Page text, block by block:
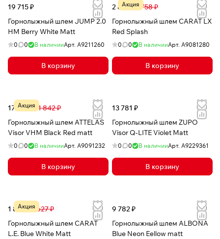
19 715 ₽
Горнолыжный шлем JUMP 2.0
HM Berry White Matt
0 0 В наличииАрт. A9211260
В корзину
Акция
2 815 ₽6 758 ₽
Горнолыжный шлем CARAT LX
Red Splash
0 0 В наличииАрт. A9081280
В корзину
Акция
17 357 ₽31 842 ₽
Горнолыжный шлем ATTELAS
Visor VHM Black Red matt
0 0 В наличииАрт. A9091232
В корзину
13 781 ₽
Горнолыжный шлем ZUPO
Visor Q-LITE Violet Matt
0 0 В наличииАрт. A9229361
В корзину
Акция
1 877 ₽6 627 ₽
Горнолыжный шлем CARAT
L.E. Blue White Matt
9 782 ₽
Горнолыжный шлем ALBONA
Blue Neon Eellow matt